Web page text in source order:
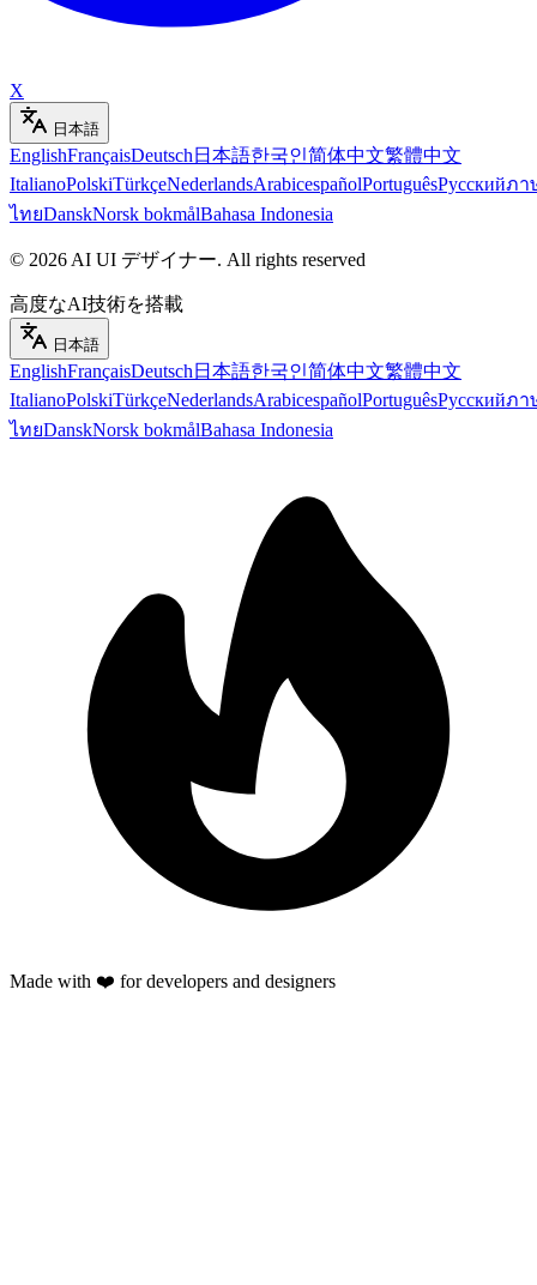
X
日本語
EnglishFrançaisDeutsch 日本語한국인简体中文繁體中文
ItalianoPolskiTürkçeNederlandsArabicespañolPortuguêsРусскийภา
ไทยDanskNorsk bokmålBahasa Indonesia
© 2026 AI UI デザイナー. All rights reserved
高度なAI技術を搭載
日本語
EnglishFrançaisDeutsch 日本語한국인简体中文繁體中文
ItalianoPolskiTürkçeNederlandsArabicespañolPortuguêsРусскийภา
ไทยDanskNorsk bokmålBahasa Indonesia
Made with ❤️ for developers and designers